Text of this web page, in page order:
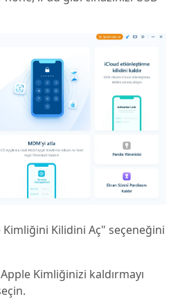
Kilidini Aç" seçeneğini
Kimliğinizi kaldırmayı